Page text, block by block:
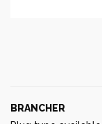
BRANCHER